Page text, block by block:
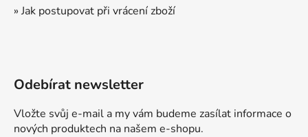
» Jak postupovat při vrácení zboží
Odebírat newsletter
Vložte svůj e-mail a my vám budeme zasílat informace o
nových produktech na našem e-shopu.